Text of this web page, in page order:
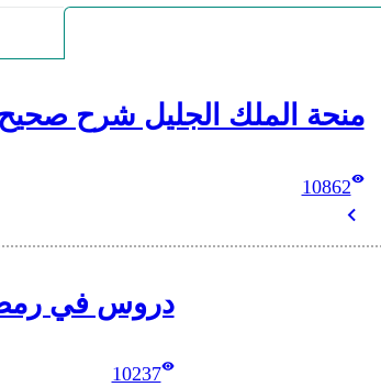
منحة الملك الجليل شرح
10862
دروس في
10237